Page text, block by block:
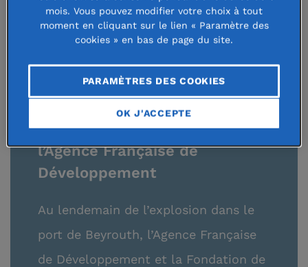
entrepreneurs et artisans ;
réhabiliter des logements de familles vulnérables et
Agir dans la durée avec
l’Agence Française de
Développement
Au lendemain de l’explosion dans le
port de Beyrouth, l’Agence Française
de Développement et la Fondation de
mois. Vous pouvez modifier votre choix à tout
moment en cliquant sur le lien « Paramètre des
cookies » en bas de page du site.
PARAMÈTRES DES COOKIES
OK J'ACCEPTE